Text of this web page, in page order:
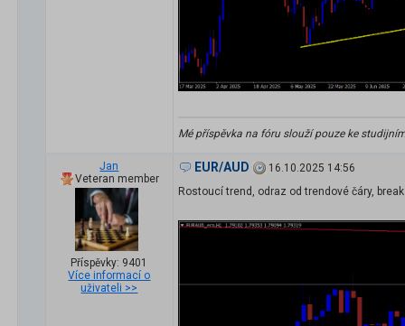
Mé příspěvka na fóru slouží pouze ke
Jan
Veteran member
Příspěvky: 9401
Více informací o
uživateli >>
EUR/AUD
16.10.2025 14:56
Rostoucí trend, odraz od trendové čáry,